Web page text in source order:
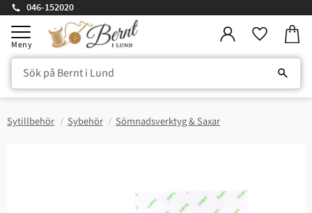
Meny
046-152020
Sytillbehör Sybehör Sömnadsverktyg & Saxar